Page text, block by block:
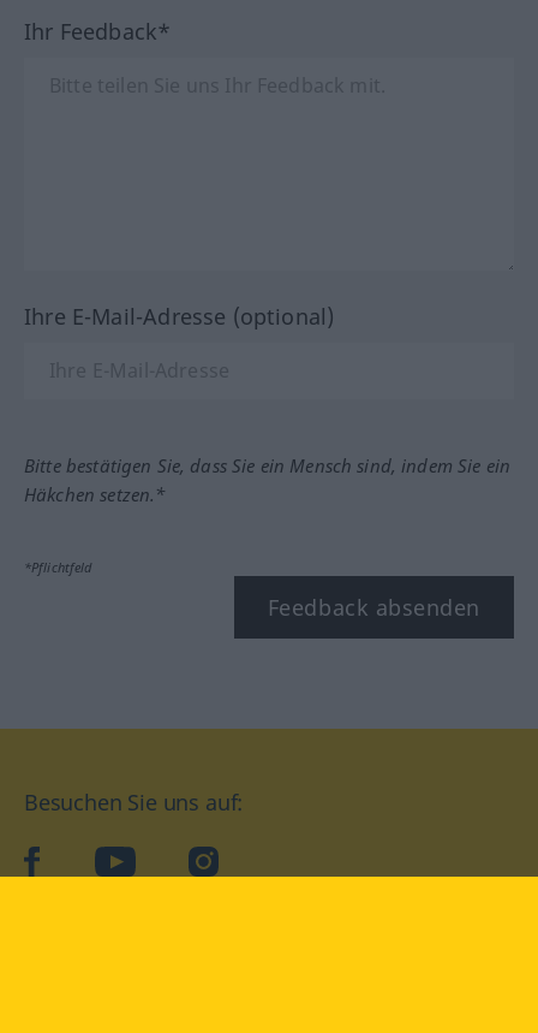
Ihr Feedback*
Ihre E-Mail-Adresse (optional)
Bitte bestätigen Sie, dass Sie ein Mensch sind, indem Sie ein
Häkchen setzen.*
*Pflichtfeld
Feedback absenden
Besuchen Sie uns auf:
facebookYouTube Instagram